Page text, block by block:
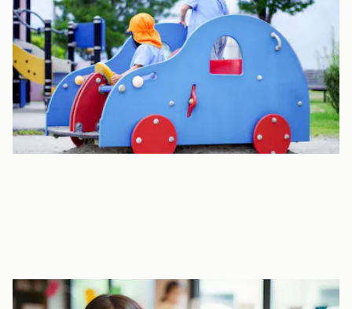
思いきり体を動かして遊んだり、小さなお子さまはゆったりと外
気浴したりすることが出来ます。
また、園庭では野菜や花を育てています。
プロジェクター完備で大型シアタースペース